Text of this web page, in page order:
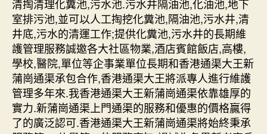
清掏清理化糞池,污水池.污水井隔油池,化油池,地下
室排污池,並可以人工掏挖化糞池,隔油池,污水井,清
井底,污水的清運工作;提供化糞池,污水井的長期維
護管理服務誠邀各大社區物業,酒店賓館飯店,高樓,
學校,醫院,單位等企事業單位長期和香港通渠大王新
蒲崗通渠承包合作,香港通渠大王將派專人進行維護
管理多年來.我香港通渠大王新蒲崗通渠依靠雄厚的
實力.新蒲崗通渠上門通渠的服務和優惠的價格贏得
了的廣泛認可.香港通渠大王新蒲崗通渠將始終秉承